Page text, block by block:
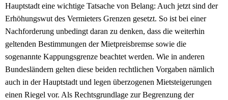
Hauptstadt eine wichtige Tatsache von Belang: Auch jetzt sind der
Erhöhungswut des Vermieters Grenzen gesetzt. So ist bei einer
Nachforderung unbedingt daran zu denken, dass die weiterhin
geltenden Bestimmungen der Mietpreisbremse sowie die
sogenannte Kappungsgrenze beachtet werden. Wie in anderen
Bundesländern gelten diese beiden rechtlichen Vorgaben nämlich
auch in der Hauptstadt und legen überzogenen Mietsteigerungen
einen Riegel vor. Als Rechtsgrundlage zur Begrenzung der